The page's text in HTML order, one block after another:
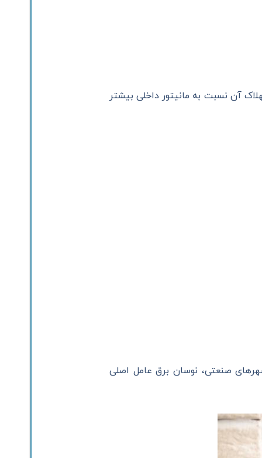
آن نسبت به مانیتور داخلی بیشتر
صنعتی، نوسان برق عامل اصلی